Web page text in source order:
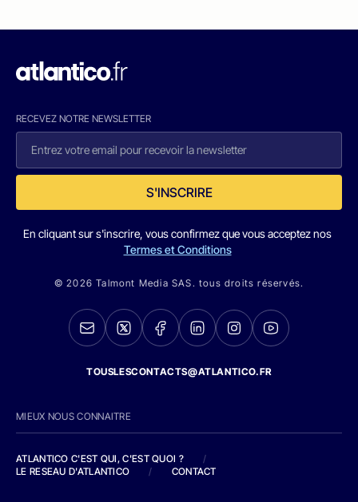
RECEVEZ NOTRE NEWSLETTER
S'INSCRIRE
En cliquant sur s'inscrire, vous confirmez que vous acceptez nos
Termes et Conditions
© 2026 Talmont Media SAS. tous droits réservés.
TOUSLESCONTACTS@ATLANTICO.FR
MIEUX NOUS CONNAITRE
ATLANTICO C'EST QUI, C'EST QUOI ?
/
LE RESEAU D'ATLANTICO
/ CONTACT